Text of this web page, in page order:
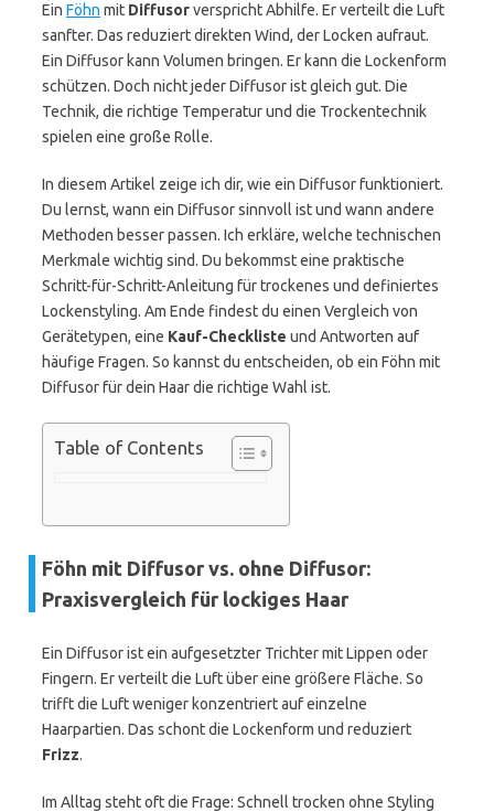
Ein Föhn mit Diffusorverspricht Abhilfe. Er verteilt die Luft
sanfter. Das reduziert direkten Wind, der Locken aufraut.
Ein Diffusor kann Volumen bringen. Er kann die Lockenform
schützen. Doch nicht jeder Diffusor ist gleich gut. Die
Technik, die richtige Temperatur und die Trockentechnik
spielen eine große Rolle.
In diesem Artikel zeige ich dir, wie ein Diffusor funktioniert.
Du lernst, wann ein Diffusor sinnvoll ist und wann andere
Methoden besser passen. Ich erkläre, welche technischen
Merkmale wichtig sind. Du bekommst eine praktische
Schritt-für-Schritt-Anleitung für trockenes und definiertes
Lockenstyling. Am Ende findest du einen Vergleich von
Gerätetypen, eine Kauf-Checkliste und Antworten auf
häufige Fragen. So kannst du entscheiden, ob ein Föhn mit
Diffusor für dein Haar die richtige Wahl ist.
Table of Contents
Föhn mit Diffusor vs. ohne Diffusor:
Praxisvergleich für lockiges Haar
Ein Diffusor ist ein aufgesetzter Trichter mit Lippen oder
Fingern. Er verteilt die Luft über eine größere Fläche. So
trifft die Luft weniger konzentriert auf einzelne
Haarpartien. Das schont die Lockenform und reduziert
Frizz.
Im Alltag steht oft die Frage: Schnell trocken ohne Styling